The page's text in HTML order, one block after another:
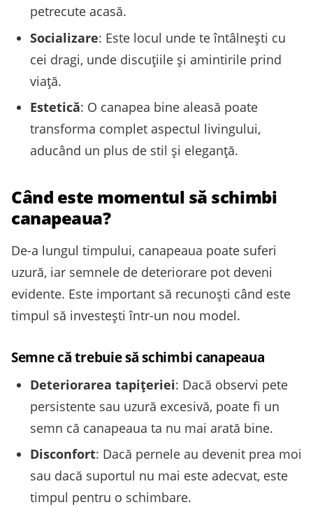
petrecute acasă.
Socializare: Este locul unde te întâlnești cu
cei dragi, unde discuțiile și amintirile prind
viață.
Estetică: O canapea bine aleasă poate
transforma complet aspectul livingului,
aducând un plus de stil și eleganță.
Când este momentul să schimbi
canapeaua?
De-a lungul timpului, canapeaua poate suferi
uzură, iar semnele de deteriorare pot deveni
evidente. Este important să recunoști când este
timpul să investești într-un nou model.
Semne că trebuie să schimbi canapeaua
Deteriorarea tapițeriei: Dacă observi pete
persistente sau uzură excesivă, poate fi un
semn că canapeaua ta nu mai arată bine.
Disconfort: Dacă pernele au devenit prea moi
sau dacă suportul nu mai este adecvat, este
timpul pentru o schimbare.